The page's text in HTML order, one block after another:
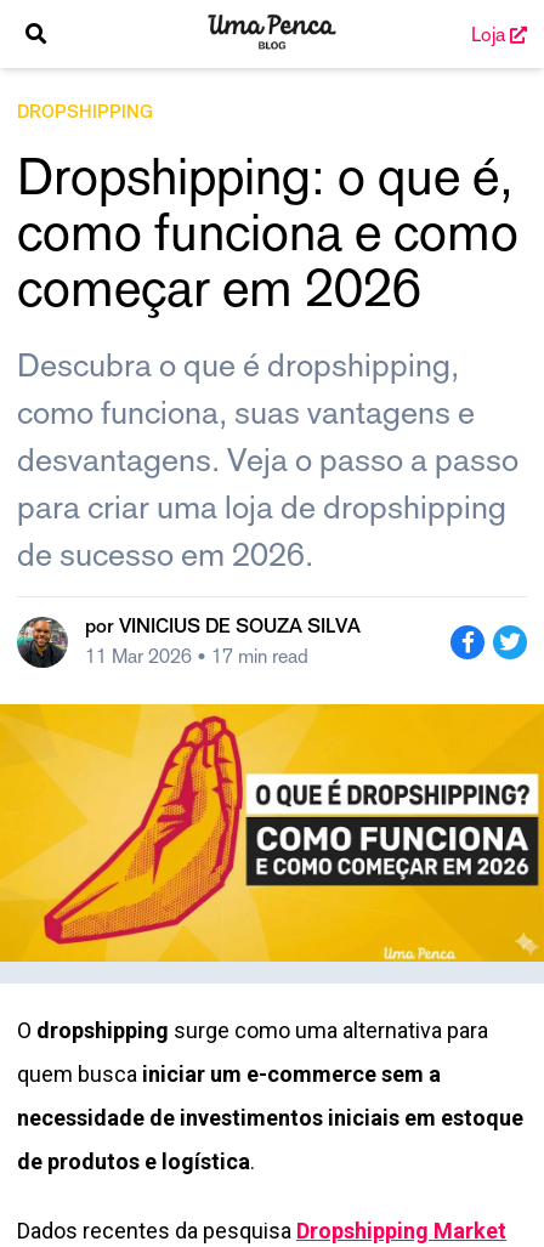
Loja
DROPSHIPPING
Dropshipping: o que é,
como funciona e como
começar em 2026
Descubra o que é dropshipping,
como funciona, suas vantagens e
desvantagens. Veja o passo a passo
para criar uma loja de dropshipping
de sucesso em 2026.
por VINICIUS DE SOUZA SILVA
11 Mar 2026 • 17 min read
O dropshipping surge como uma alternativa para
quem busca iniciar um e-commerce sem a
necessidade de investimentos iniciais em estoque
de produtos e logística.
Dados recentes da pesquisa Dropshipping Market